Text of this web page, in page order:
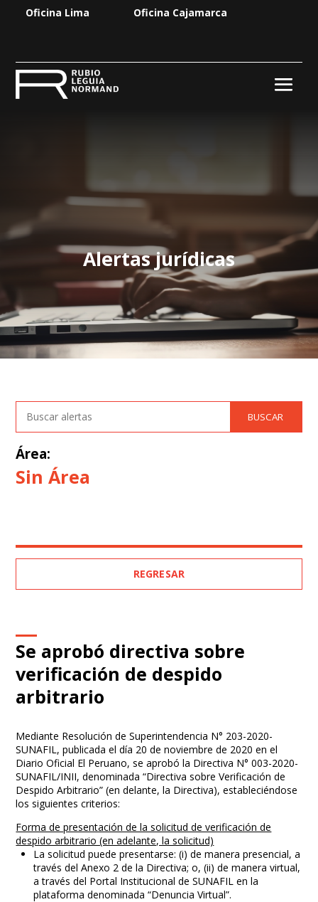
Oficina Lima Oficina Cajamarca
Alertas jurídicas
Área:
Sin Área
REGRESAR
Se aprobó directiva sobre
verificación de despido
arbitrario
Mediante Resolución de Superintendencia N° 203-2020-
SUNAFIL, publicada el día 20 de noviembre de 2020 en el
Diario Oficial El Peruano, se aprobó la Directiva N° 003-2020-
SUNAFIL/INII, denominada “Directiva sobre Verificación de
Despido Arbitrario” (en delante, la Directiva), estableciéndose
los siguientes criterios:
Forma de presentación de la solicitud de verificación de
despido arbitrario (en adelante, la solicitud)
La solicitud puede presentarse: (i) de manera presencial, a
través del Anexo 2 de la Directiva; o, (ii) de manera virtual,
a través del Portal Institucional de SUNAFIL en la
plataforma denominada “Denuncia Virtual”.